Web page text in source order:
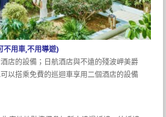
不用車,不用導遊)
店的設備；日航酒店與不遠的殘波岬美爵
以搭乘免費的巡迴車享用二個酒店的設備